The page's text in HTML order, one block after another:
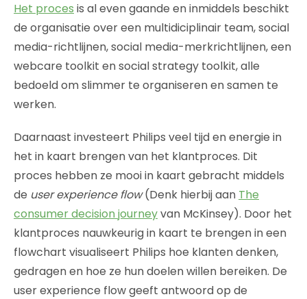
Het proces is al even gaande en inmiddels beschikt
de organisatie over een multidiciplinair team, social
media-richtlijnen, social media-merkrichtlijnen, een
webcare toolkit en social strategy toolkit, alle
bedoeld om slimmer te organiseren en samen te
werken.
Daarnaast investeert Philips veel tijd en energie in
het in kaart brengen van het klantproces. Dit
proces hebben ze mooi in kaart gebracht middels
de user experience flow(Denk hierbij aan The
consumer decision journeyvan McKinsey). Door het
klantproces nauwkeurig in kaart te brengen in een
flowchart visualiseert Philips hoe klanten denken,
gedragen en hoe ze hun doelen willen bereiken. De
user experience flow geeft antwoord op de